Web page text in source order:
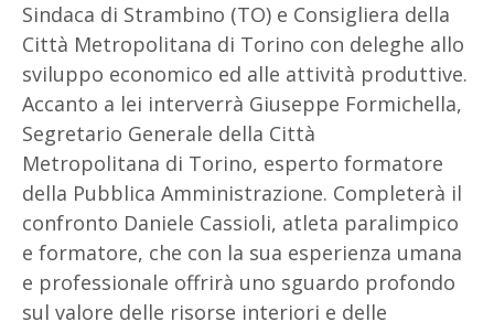
Sindaca di Strambino (TO) e Consigliera della
Città Metropolitana di Torino con deleghe allo
sviluppo economico ed alle attività produttive.
Accanto a lei interverrà Giuseppe Formichella,
Segretario Generale della Città
Metropolitana di Torino, esperto formatore
della Pubblica Amministrazione. Completerà il
confronto Daniele Cassioli, atleta paralimpico
e formatore, che con la sua esperienza umana
e professionale offrirà uno sguardo profondo
sul valore delle risorse interiori e delle